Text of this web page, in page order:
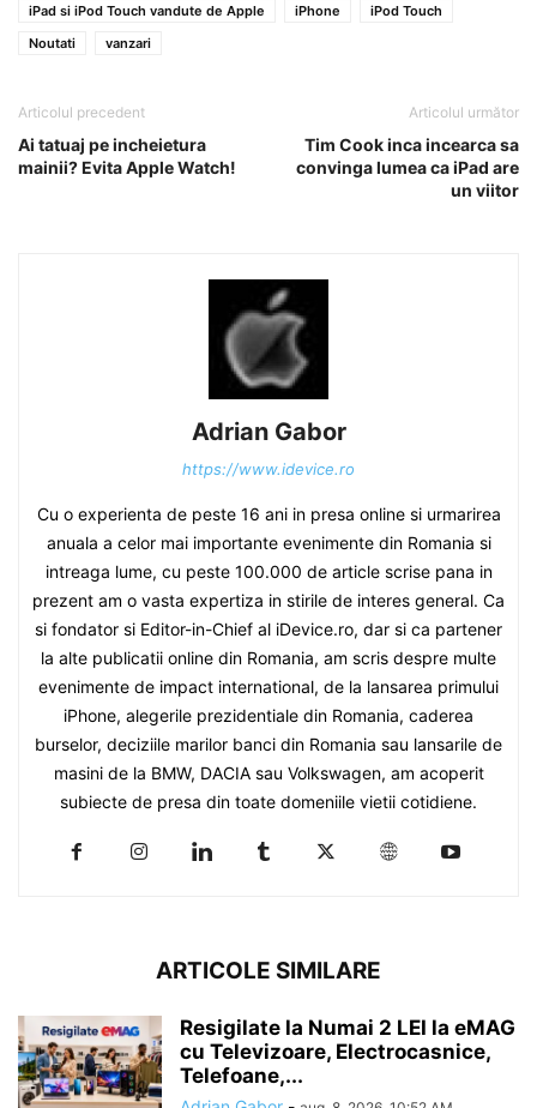
iPad si iPod Touch vandute de Apple
iPhone
iPod Touch
Noutati
vanzari
Articolul precedent
Ai tatuaj pe incheietura
mainii? Evita Apple Watch!
Articolul următor
Tim Cook inca incearca sa
convinga lumea ca iPad are
un viitor
Adrian Gabor
https://www.idevice.ro
Cu o experienta de peste 16 ani in presa online si urmarirea
anuala a celor mai importante evenimente din Romania si
intreaga lume, cu peste 100.000 de article scrise pana in
prezent am o vasta expertiza in stirile de interes general. Ca
si fondator si Editor-in-Chief al iDevice.ro, dar si ca partener
la alte publicatii online din Romania, am scris despre multe
evenimente de impact international, de la lansarea primului
iPhone, alegerile prezidentiale din Romania, caderea
burselor, deciziile marilor banci din Romania sau lansarile de
masini de la BMW, DACIA sau Volkswagen, am acoperit
subiecte de presa din toate domeniile vietii cotidiene.
ARTICOLE SIMILARE
Resigilate la Numai 2 LEI la eMAG
cu Televizoare, Electrocasnice,
Telefoane,...